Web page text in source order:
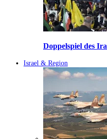
Doppelspiel des
Israel & Region